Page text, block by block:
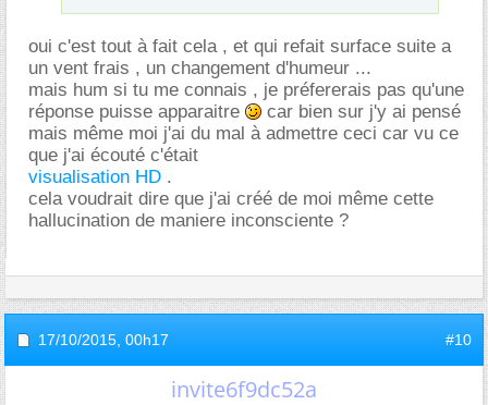
oui c'est tout à fait cela , et qui refait surface suite a
un vent frais , un changement d'humeur ...
mais hum si tu me connais , je préfererais pas qu'une
réponse puisse apparaitre
car bien sur j'y ai pensé
mais même moi j'ai du mal à admettre ceci car vu ce
que j'ai écouté c'était
visualisation HD .
cela voudrait dire que j'ai créé de moi même cette
hallucination de maniere inconsciente ?
17/10/2015, 00h17 #10
invite6f9dc52a